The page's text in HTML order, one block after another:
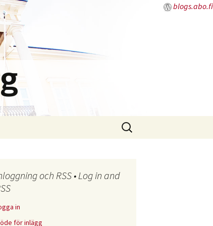
blogs.abo.fi
Sök
efter:
och RSS • Log in and
in
för inlägg